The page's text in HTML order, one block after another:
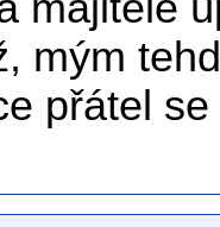
mým
přátel